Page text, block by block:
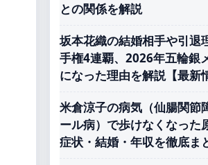
との関係を解説
坂本花織の結婚相手や引退
手権4連覇、2026年五輪銀
になった理由を解説【最新
米倉涼子の病気（仙腸関節
ール病）で歩けなくなった
症状・結婚・年収を徹底ま